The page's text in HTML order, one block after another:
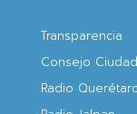
Transparencia
Consejo
Radio